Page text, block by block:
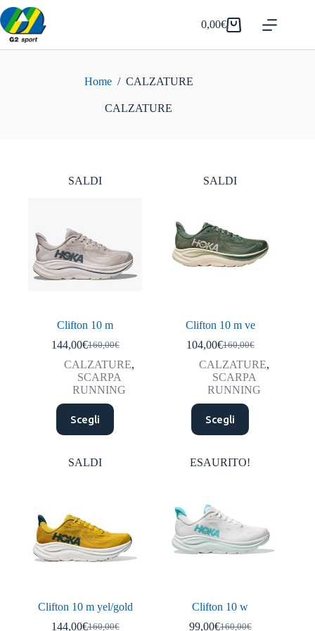
Salta
al
contenuto
Carrello
0,00€
Home / CALZATURE
CALZATURE
SALDI
Clifton 10 m
160,00€
Il
prezzo
originale
era:
160,00€.
144,00€Il
prezzo
attuale
è:
144,00€.
CALZATURE,
SCARPA
RUNNING
Scegli
Questo
prodotto
ha
varianti.
scelte
nella
pagina
del
SALDI
Clifton 10 m ve
160,00€
Il
prezzo
originale
era:
160,00€.
104,00€Il
prezzo
attuale
è:
104,00€.
CALZATURE,
SCARPA
RUNNING
Scegli
Questo
prodotto
ha
varianti.
essere
scelte
nella
pagina
SALDI
Clifton 10 m yel/gold
160,00€
144,00€
ESAURITO!
Clifton 10 w
160,00€
99,00€